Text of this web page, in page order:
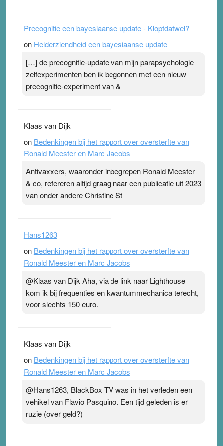
Precognitie een bayesiaanse update - Kloptdatwel?
on Helderziendheid een bayesiaanse update
[…] de precognitie-update van mijn parapsychologie
zelfexperimenten ben ik begonnen met een nieuw
precognitie-experiment van &
Klaas van Dijk
on Bedenkingen bij het rapport over oversterfte van
Ronald Meester en Marc Jacobs
Antivaxxers, waaronder inbegrepen Ronald Meester
& co, refereren altijd graag naar een publicatie uit 2023
van onder andere Christine St
Hans1263
on Bedenkingen bij het rapport over oversterfte van
Ronald Meester en Marc Jacobs
@Klaas van Dijk Aha, via de link naar Lighthouse
kom ik bij frequenties en kwantummechanica terecht,
voor slechts 150 euro.
Klaas van Dijk
on Bedenkingen bij het rapport over oversterfte van
Ronald Meester en Marc Jacobs
@Hans1263, BlackBox TV was in het verleden een
vehikel van Flavio Pasquino. Een tijd geleden is er
ruzie (over geld?)